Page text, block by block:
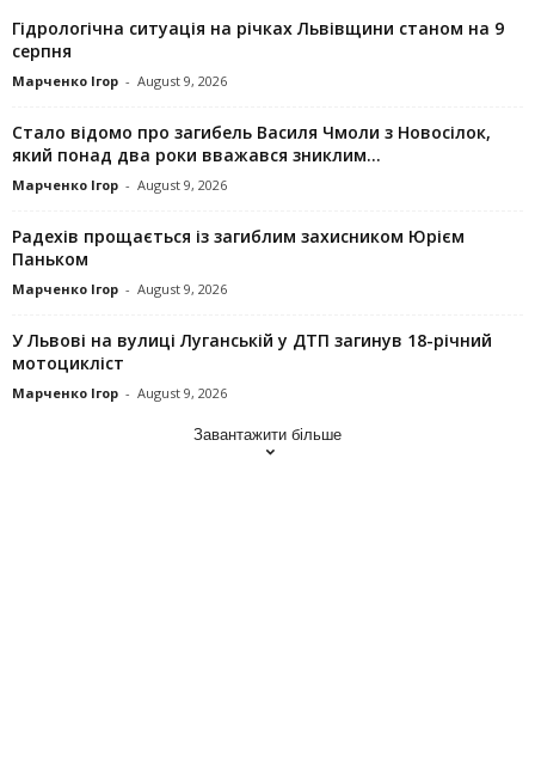
Гідрологічна ситуація на річках Львівщини станом на 9
серпня
Марченко Ігор - August 9, 2026
Стало відомо про загибель Василя Чмоли з Новосілок,
який понад два роки вважався зниклим...
Марченко Ігор - August 9, 2026
Радехів прощається із загиблим захисником Юрієм
Паньком
Марченко Ігор - August 9, 2026
У Львові на вулиці Луганській у ДТП загинув 18-річний
мотоцикліст
Марченко Ігор - August 9, 2026
Завантажити більше